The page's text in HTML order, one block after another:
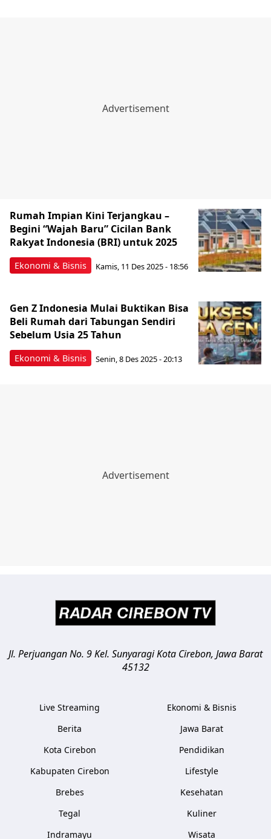
Ekonomi & Bisnis
Rumah Impian Kini Terjangkau –
Begini “Wajah Baru” Cicilan Bank
Rakyat Indonesia (BRI) untuk 2025
Kamis, 11 Des 2025 - 18:56
Ekonomi & Bisnis
Gen Z Indonesia Mulai Buktikan Bisa
Beli Rumah dari Tabungan Sendiri
Sebelum Usia 25 Tahun
Senin, 8 Des 2025 - 20:13
Jl. Perjuangan No. 9 Kel. SunyaragiKota Cirebon, Jawa Barat
45132
Live Streaming
Berita
Kota Cirebon
Kabupaten Cirebon
Brebes
Tegal
Indramayu
Ekonomi & Bisnis
Jawa Barat
Pendidikan
Lifestyle
Kesehatan
Kuliner
Wisata